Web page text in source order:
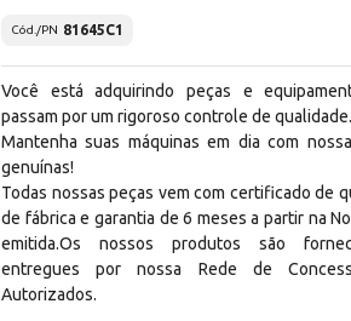
Cód./PN 81645C1
Você está adquirindo peças e
passam por um rigoroso controle de qualidade.
Mantenha suas máquinas em dia com
genuínas!
Todas nossas peças vem com certificado de
de fábrica e garantia de 6 meses a partir na
emitida.Os nossos produtos são
entregues por nossa Rede de
Autorizados.